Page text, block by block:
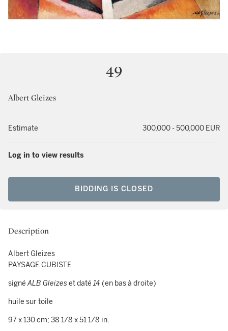
49
Albert Gleizes
Estimate 300,000 - 500,000 EUR
Log in to view results
BIDDING IS CLOSED
Description
Albert Gleizes
PAYSAGE CUBISTE
signéALB Gleizeset daté 14 (en bas à droite)
huile sur toile
97 x 130 cm; 38 1/8 x 51 1/8 in.